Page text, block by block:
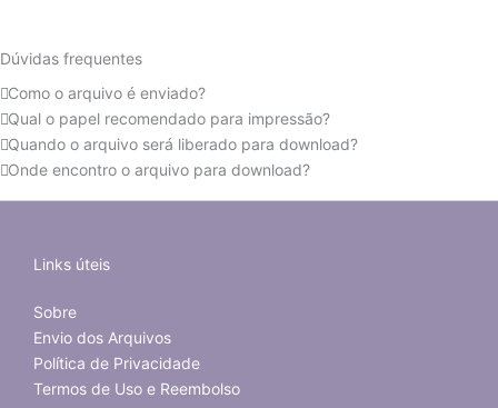
Dúvidas frequentes
Como o arquivo é enviado?
Qual o papel recomendado para impressão?
Quando o arquivo será liberado para download?
Onde encontro o arquivo para download?
Links úteis
Sobre
Envio dos Arquivos
Política de Privacidade
Termos de Uso e Reembolso